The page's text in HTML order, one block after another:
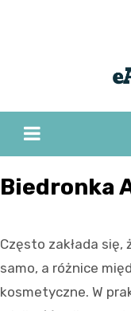
Biedronka
Często zakłada
samo, a różnice
kosmetyczne. W